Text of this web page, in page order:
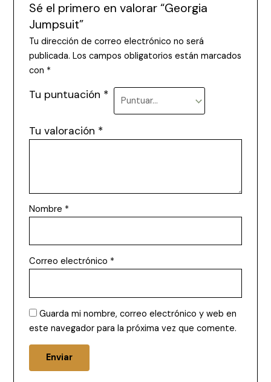
Sé el primero en valorar “Georgia
Jumpsuit”
Tu dirección de correo electrónico no será
publicada. Los campos obligatorios están marcados
con *
Tu puntuación *
Tu valoración *
Nombre *
Correo electrónico *
Guarda mi nombre, correo electrónico y web en
este navegador para la próxima vez que comente.